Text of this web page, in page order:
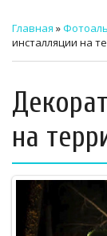
Главная »
инсталляции на
на